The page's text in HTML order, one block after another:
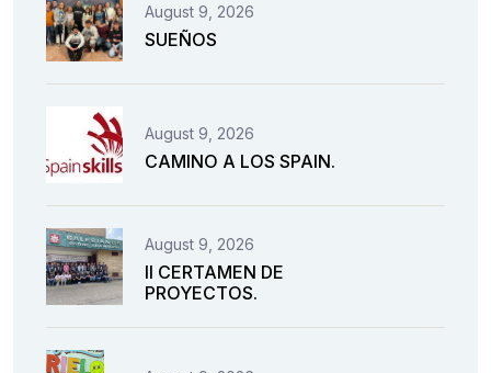
August 9, 2026
SUEÑOS
August 9, 2026
CAMINO A LOS SPAIN.
August 9, 2026
II CERTAMEN DE
PROYECTOS.